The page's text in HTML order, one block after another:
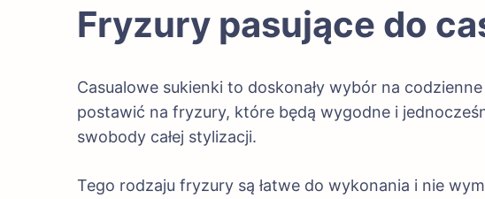
Fryzury pasujące do
Casualowe sukienki to doskonały wybór na
postawić na fryzury, które będą wygodne i
swobody całej stylizacji.
Tego rodzaju fryzury są łatwe do wykonania i nie